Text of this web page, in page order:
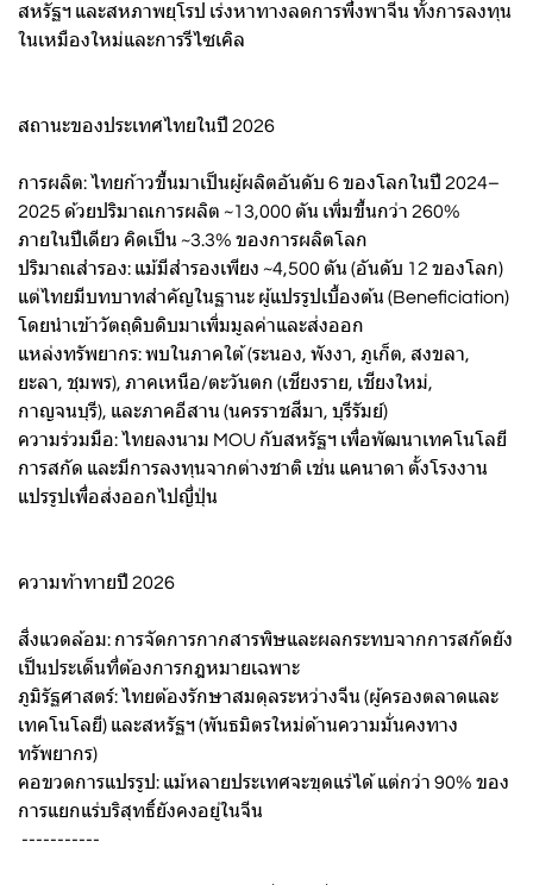
สหรัฐฯ และสหภาพยุโรป เร่งหาทางลดการพึ่งพาจีน ทั้งการลงทุน
ในเหมืองใหม่และการรีไซเคิล
สถานะของประเทศไทยในปี 2026
การผลิต: ไทยก้าวขึ้นมาเป็นผู้ผลิตอันดับ 6 ของโลกในปี 2024–
2025 ด้วยปริมาณการผลิต ~13,000 ตัน เพิ่มขึ้นกว่า 260%
ภายในปีเดียว คิดเป็น ~3.3% ของการผลิตโลก
ปริมาณสำรอง: แม้มีสำรองเพียง ~4,500 ตัน (อันดับ 12 ของโลก)
แต่ไทยมีบทบาทสำคัญในฐานะ ผู้แปรรูปเบื้องต้น (Beneficiation)
โดยนำเข้าวัตถุดิบดิบมาเพิ่มมูลค่าและส่งออก
แหล่งทรัพยากร: พบในภาคใต้ (ระนอง, พังงา, ภูเก็ต, สงขลา,
ยะลา, ชุมพร), ภาคเหนือ/ตะวันตก (เชียงราย, เชียงใหม่,
กาญจนบุรี), และภาคอีสาน (นครราชสีมา, บุรีรัมย์)
ความร่วมมือ: ไทยลงนาม MOU กับสหรัฐฯ เพื่อพัฒนาเทคโนโลยี
การสกัด และมีการลงทุนจากต่างชาติ เช่น แคนาดา ตั้งโรงงาน
แปรรูปเพื่อส่งออกไปญี่ปุ่น
ความท้าทายปี 2026
สิ่งแวดล้อม: การจัดการกากสารพิษและผลกระทบจากการสกัดยัง
เป็นประเด็นที่ต้องการกฎหมายเฉพาะ
ภูมิรัฐศาสตร์: ไทยต้องรักษาสมดุลระหว่างจีน (ผู้ครองตลาดและ
เทคโนโลยี) และสหรัฐฯ (พันธมิตรใหม่ด้านความมั่นคงทาง
ทรัพยากร)
คอขวดการแปรรูป: แม้หลายประเทศจะขุดแร่ได้ แต่กว่า 90% ของ
การแยกแร่บริสุทธิ์ยังคงอยู่ในจีน
-----------